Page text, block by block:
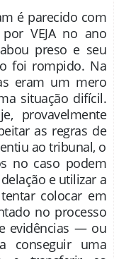
é parecido com
VEJA no ano
preso e seu
foi rompido. Na
eram um mero
situação difícil.
provavelmente
as regras de
ao tribunal, o
no caso podem
e utilizar a
colocar em
no processo
evidências — ou
conseguir uma